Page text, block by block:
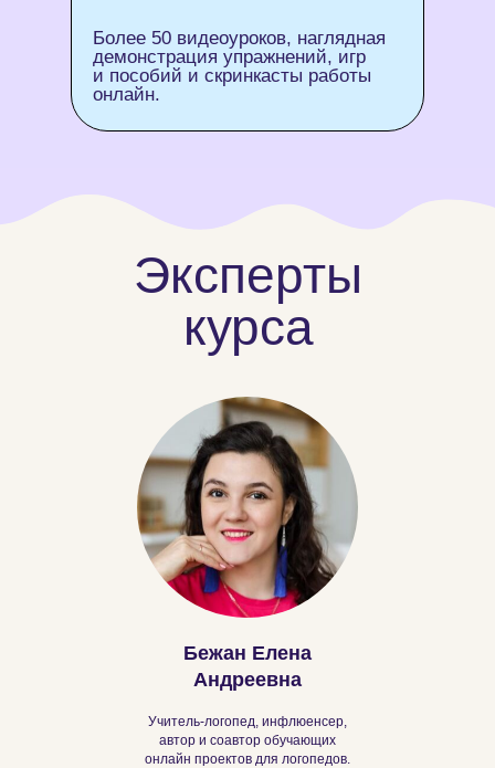
Более 50 видеоуроков, наглядная
демонстрация упражнений, игр
и пособий и скринкасты работы
онлайн.
Эксперты
курса
Бежан Елена
Андреевна
Учитель-логопед, инфлюенсер,
автор и соавтор обучающих
онлайн проектов для логопедов.